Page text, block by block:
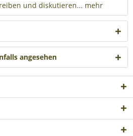
und diskutieren... mehr
angesehen